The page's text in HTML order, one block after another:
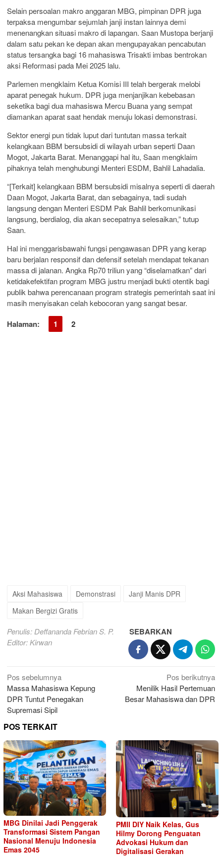
Selain persoalan makro anggaran MBG, pimpinan DPR juga
terpaksa mengumbar sejumlah janji instan lainnya demi
menenangkan situasi makro di lapangan. Saan Mustopa berjanji
dalam satu pekan ke depan akan mengupayakan pencabutan
status tersangka bagi 16 mahasiswa Trisakti imbas bentrokan
aksi Reformasi pada Mei 2025 lalu.
Parlemen mengklaim Ketua Komisi III telah bergerak melobi
aparat penegak hukum. DPR juga menjanjikan kebebasan
seketika bagi dua mahasiswa Mercu Buana yang sempat
diamankan aparat saat hendak menuju lokasi demonstrasi.
Sektor energi pun tidak luput dari tuntutan massa terkait
kelangkaan BBM bersubsidi di wilayah urban seperti Daan
Mogot, Jakarta Barat. Menanggapi hal itu, Saan mengklaim
pihaknya telah menghubungi Menteri ESDM, Bahlil Lahadalia.
“[Terkait] kelangkaan BBM bersubsidi misalnya seperti di daerah
Daan Mogot, Jakarta Barat, dan sebagainya, tadi sudah
langsung dengan Menteri ESDM Pak Bahlil berkomunikasi
langsung, berdialog, dia akan secepatnya selesaikan,” tutup
Saan.
Hal ini menggarisbawahi fungsi pengawasan DPR yang kerap
baru berjalan responsif dan defensif setelah mendapat tekanan
massa di jalanan. Angka Rp70 triliun yang “diselamatkan” dari
ketidakefektifan program MBG justru menjadi bukti otentik bagi
publik bahwa perencanaan program strategis pemerintah saat ini
masih menyisakan celah kebocoran yang sangat besar.
Halaman: 1 2
Aksi Mahasiswa Demonstrasi
Janji Manis DPR
Makan Bergizi Gratis
Penulis: Deffananda Febrian S. P.
Editor: Kirwan
SEBARKAN
Navigasi
pos
Pos sebelumnya
Massa Mahasiswa Kepung
DPR Tuntut Penegakan
Supremasi Sipil
Pos berikutnya
Menilik Hasil Pertemuan
Besar Mahasiswa dan DPR
POS TERKAIT
MBG Dinilai Jadi Penggerak
Transformasi Sistem Pangan
Nasional Menuju Indonesia
Emas 2045
PMII DIY Naik Kelas, Gus
Hilmy Dorong Penguatan
Advokasi Hukum dan
Digitalisasi Gerakan